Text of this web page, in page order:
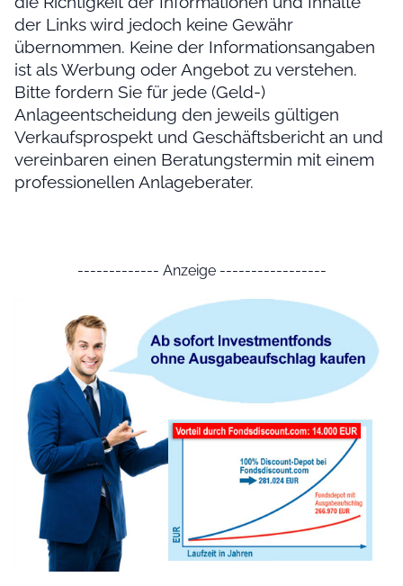
der Links wird jedoch keine Gewähr
übernommen. Keine der Informationsangaben
ist als Werbung oder Angebot zu verstehen.
Bitte fordern Sie für jede (Geld-)
Anlageentscheidung den jeweils gültigen
Verkaufsprospekt und Geschäftsbericht an und
vereinbaren einen Beratungstermin mit einem
professionellen Anlageberater.
------------- Anzeige -----------------